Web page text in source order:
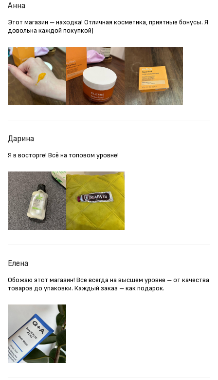
Анна
Этот магазин – находка! Отличная косметика, приятные бонусы. Я
довольна каждой покупкой)
Дарина
Я в восторге! Всё на топовом уровне!
Елена
Обожаю этот магазин! Все всегда на высшем уровне – от качества
товаров до упаковки. Каждый заказ – как подарок.